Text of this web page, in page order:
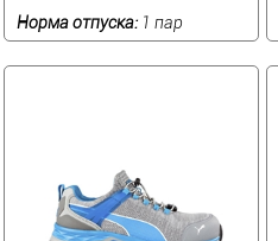
Норма отпуска: 1 пар